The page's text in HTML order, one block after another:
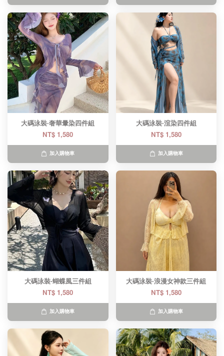
大碼泳裝·奢華暈染四件組
NT$ 1,580
加入購物車
大碼泳裝·渲染四件組
NT$ 1,580
加入購物車
大碼泳裝·蝴蝶風三件組
NT$ 1,580
加入購物車
大碼泳裝·浪漫女神款三件組
NT$ 1,580
加入購物車